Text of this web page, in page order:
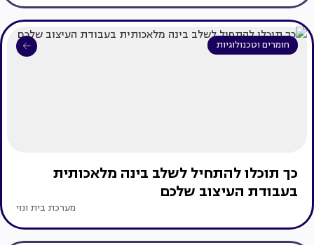
חומרים וטכנולוגיות
כך תוכלו להתחיל לשלב בינה מלאכותית
בעבודת העיצוב שלכם
מערכת בית ונוי